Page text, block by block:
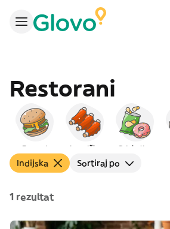
Restorani
Burgeri Američka Grickalice
Indijska Sortiraj po
1 rezultat